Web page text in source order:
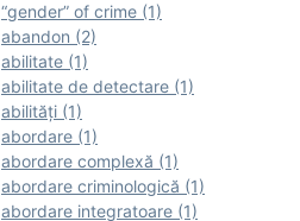
“gender” of crime (1)
abandon (2)
abilitate (1)
abilitate de detectare (1)
abilităţi (1)
abordare (1)
abordare complexă (1)
abordare criminologică (1)
abordare integratoare (1)